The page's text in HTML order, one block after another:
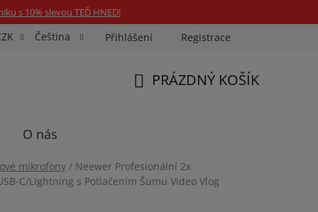
s 10% slevou TEĎ HNED!
Neony na míru Průkazové Foto
Čeština Přihlášení Registrace
PRÁZDNÝ KOŠÍK
O nás
mikrofony / Neewer Profesionální 2x
C/Lightning s Potlačením Šumu Video Vlog